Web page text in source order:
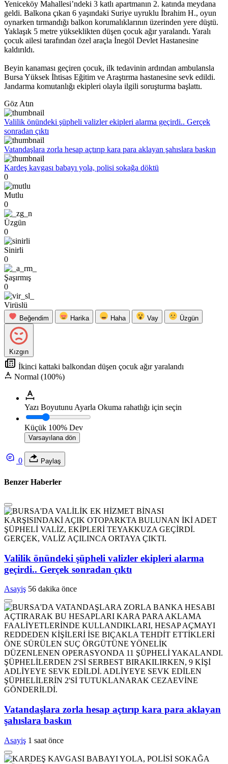
Yeniceköy Mahallesi’ndeki 3 katlı apartmanın 2. katında meydana
geldi. Balkona çıkan 6 yaşındaki Suriye uyruklu İbrahim H., oyun
oynarken tırmandığı balkon korumalıklarının üzerinden yere düştü.
Yaklaşık 5 metre yükseklikten düşen çocuk ağır yaralandı. Yaralı
çocuk ailesi tarafından özel araçla İnegöl Devlet Hastanesine
kaldırıldı.
Beyin kanaması geçiren çocuk, ilk tedavinin ardından ambulansla
Bursa Yüksek İhtisas Eğitim ve Araştırma hastanesine sevk edildi.
Jandarma komutanlığı ekipleri olayla ilgili soruşturma başlattı.
Göz Atın
Valilik önündeki şüpheli valizler ekipleri alarma geçirdi.. Gerçek
sonradan çıktı
Vatandaşlara zorla hesap açtırıp kara para aklayan şahıslara baskın
Kardeş kavgası babayı yola, polisi sokağa döktü
0
Mutlu
0
Üzgün
0
Sinirli
0
Şaşırmış
0
Virüslü
Beğendim Harika Haha Vay Üzgün
Kızgın
İkinci kattaki balkondan düşen çocuk ağır yaralandı
Normal (100%)
Yazı Boyutunu Ayarla Okuma rahatlığı için seçin
Küçük 100% Dev
Varsayılana dön
0 Paylaş
Benzer Haberler
Valilik önündeki şüpheli valizler ekipleri alarma
geçirdi.. Gerçek sonradan çıktı
Asayiş 56 dakika önce
Vatandaşlara zorla hesap açtırıp kara para aklayan
şahıslara baskın
Asayiş 1 saat önce